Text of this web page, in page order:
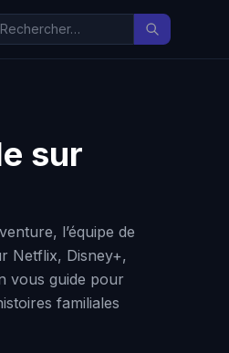
sur
l’équipe de
Netflix, Disney+,
vous guide pour
familiales